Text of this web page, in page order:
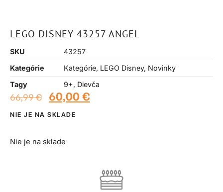
LEGO DISNEY 43257 ANGEL
SKU
43257
Kategórie
Kategórie, LEGO Disney, Novinky
Tagy
9+, Dievča
66,99€ 60,00 €
NIE JE NA SKLADE
Nie je na sklade